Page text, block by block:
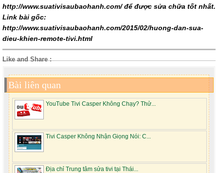
http://www.suativisaubaohanh.com/ để được sửa chữa tốt nhất.
Link bài gốc:
http://www.suativisaubaohanh.com/2015/02/huong-dan-sua-
dieu-khien-remote-tivi.html
Like and Share :
Bài liên quan
YouTube Tivi Casper Không Chạy? Thử...
Tivi Casper Không Nhận Giọng Nói: C...
Địa chỉ Trung tâm sửa tivi tại Thái...